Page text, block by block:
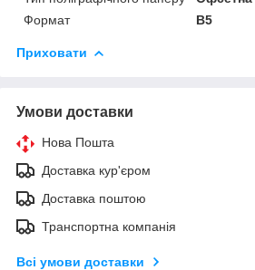
Формат
В5
Приховати
Умови доставки
Нова Пошта
Доставка кур'єром
Доставка поштою
Транспортна компанія
Всі умови доставки